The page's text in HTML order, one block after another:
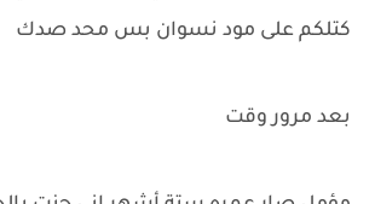
كتلكم على مود نسوان بس محد صدك
بعد مرور وقت